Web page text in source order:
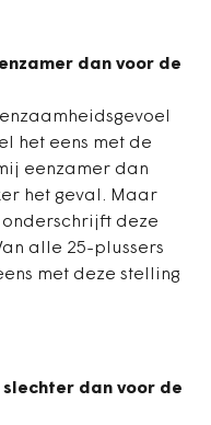
dan voor de
het eens met de
eenzamer dan
het geval. Maar
onderschrijft deze
alle 25-plussers
met deze stelling
slechter dan voor de